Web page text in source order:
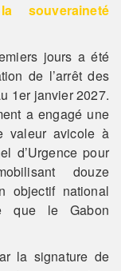
souveraineté
jours a été
de l’arrêt des
1er janvier 2027.
a engagé une
valeur avicole à
d’Urgence pour
douze
objectif national
que le Gabon
la signature de